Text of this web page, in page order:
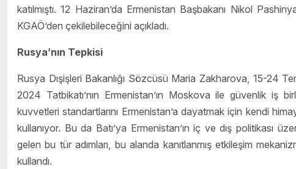
katılmıştı. 12 Haziran’da Ermenistan Başbakanı Nikol
KGAÖ’den çekilebileceğini açıkladı.
Rusya’nın Tepkisi
Rusya Dışişleri Bakanlığı Sözcüsü Maria Zakharova, 15-24
2024 Tatbikatı’nın Ermenistan’ın Moskova ile güvenlik iş
kuvvetleri standartlarını Ermenistan’a dayatmak için kendi
kullanıyor. Bu da Batı’ya Ermenistan’ın iç ve dış politikası
gelen bu tür adımları, bu alanda kanıtlanmış etkileşim
kullandı.